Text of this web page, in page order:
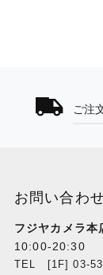
ご注
お問い合わ
フジヤカメラ本
10:00-20:30
TEL [1F] 03-